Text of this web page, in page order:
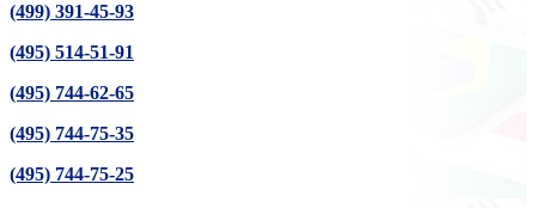
(499) 391-45-93
(495) 514-51-91
(495) 744-62-65
(495) 744-75-35
(495) 744-75-25